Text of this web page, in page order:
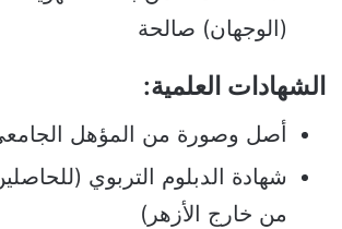
(الوجهان) صالحة
الشهادات العلمية:
أصل وصورة من المؤهل
شهادة الدبلوم التربوي
من خارج الأزهر)